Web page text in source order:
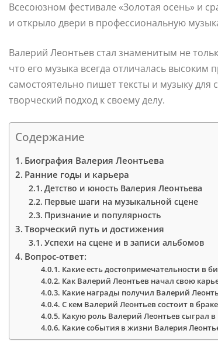
Всесоюзном фестивале «Золотая осень» и
и открыло двери в профессиональную
Валерий Леонтьев стал знаменитым не
что его музыка всегда отличалась
самостоятельно пишет тексты и музыку для
творческий подход к своему делу.
Содержание
Биография Валерия Леонтьева
Ранние годы и карьера
Детство и юность Валерия Леонтьева
Первые шаги на музыкальной сцене
Признание и популярность
Творческий путь и достижения
Успехи на сцене и в записи альбомов
Вопрос-ответ:
Какие есть достопримечательности в
Как Валерий Леонтьев начал свою
Какие награды получил Валерий
С кем Валерий Леонтьев состоит в
Какую роль Валерий Леонтьев сыграл
Какие события в жизни Валерия